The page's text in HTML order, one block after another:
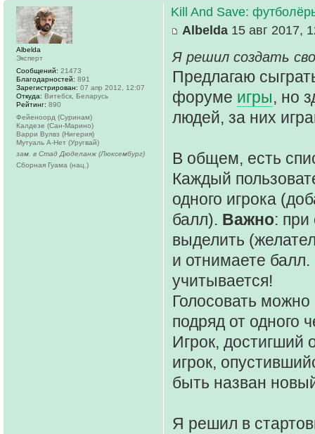
Kill And Save:
Albelda 15 авг 2017,
Я решил создать
Предлагаю
форуме игры, но
людей, за них
В общем, есть
Каждый
одного игрока
балл). Важно:
выделить
и отнимаете
учитывается!
Голосовать можно
подряд от одного
Игрок, достигший
игрок,
быть назван
Я решил в
Albelda
Эксперт
Сообщений: 21473
Благодарностей: 891
Зарегистрирован: 07 апр 2012, 12:07
Откуда: Витебск, Беларусь
Рейтинг: 890
Фейеноорд (Суринам)
Калдезе (Сан-Марино)
Варри Вулвз (Нигерия)
Мутуаль А-Нет (Уругвай)
зам. в Стад Дюделанж (Люксембург)
Сборная Гуама (нац.)